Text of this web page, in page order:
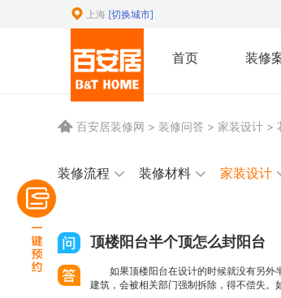
上海 [切换城市]
首页 装修
百安居装修网 > 装修问答 > 家装设计 >
装修流程 装修材料 家装设计
顶楼阳台半个顶怎么封阳台
如果顶楼阳台在设计的时候就没有另
建筑，会被相关部门强制拆除，得不偿失。